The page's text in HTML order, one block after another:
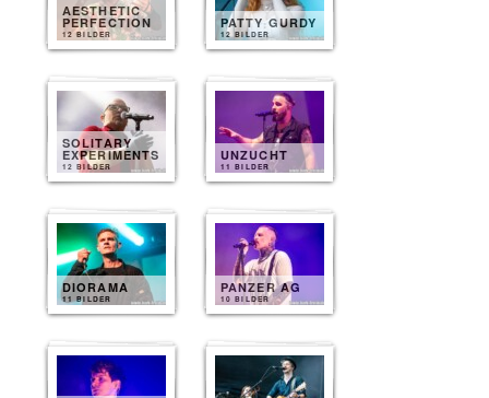
AESTHETIC
PERFECTION
12 BILDER
PATTY GURDY
12 BILDER
SOLITARY
EXPERIMENTS
12 BILDER
UNZUCHT
11 BILDER
DIORAMA
11 BILDER
PANZER AG
10 BILDER